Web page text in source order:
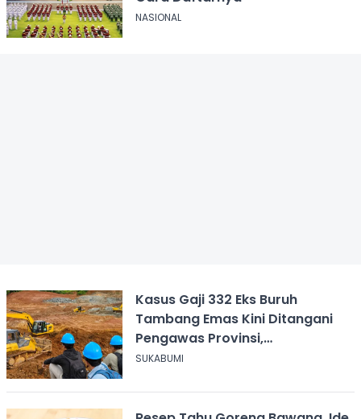
NASIONAL
Kasus Gaji 332 Eks Buruh
Tambang Emas Kini Ditangani
Pengawas Provinsi,
Disnakertrans Sukabumi Terus
SUKABUMI